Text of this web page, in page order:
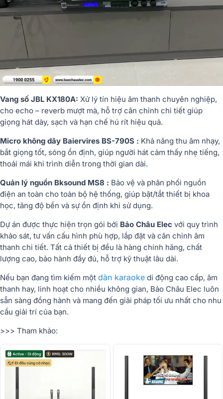
Vang số JBL KX180A: Xử lý tín hiệu âm thanh chuyên nghiệp,
cho echo – reverb mượt mà, hỗ trợ cân chỉnh chi tiết giúp
giọng hát dày, sạch và hạn chế hú rít hiệu quả.
Micro không dây Baiervires BS-790S : Khả năng thu âm nhạy,
bắt giọng tốt, sóng ổn định, giúp người hát cảm thấy nhẹ tiếng,
thoải mái khi trình diễn trong thời gian dài.
Quản lý nguồn Bksound MS8 : Bảo vệ và phân phối nguồn
điện an toàn cho toàn bộ hệ thống, giúp bật/tắt thiết bị khoa
học, tăng độ bền và sự ổn định khi sử dụng.
Dự án được thực hiện trọn gói bởi Bảo Châu Elec với quy trình
khảo sát, tư vấn cấu hình phù hợp, lắp đặt và cân chỉnh âm
thanh chi tiết. Tất cả thiết bị đều là hàng chính hãng, chất
lượng cao, bảo hành đầy đủ, hỗ trợ kỹ thuật lâu dài.
Nếu bạn đang tìm kiếm một dàn karaoke di động cao cấp, âm
thanh hay, linh hoạt cho nhiều không gian, Bảo Châu Elec luôn
sẵn sàng đồng hành và mang đến giải pháp tối ưu nhất cho nhu
cầu giải trí của bạn.
>>> Tham khảo: